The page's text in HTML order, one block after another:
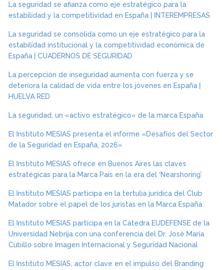
La seguridad se afianza como eje estratégico para la
estabilidad y la competitividad en España | INTEREMPRESAS
La seguridad se consolida como un eje estratégico para la
estabilidad institucional y la competitividad económica de
España | CUADERNOS DE SEGURIDAD
La percepción de inseguridad aumenta con fuerza y se
deteriora la calidad de vida entre los jóvenes en España |
HUELVA RED
La seguridad, un «activo estratégico» de la marca España
El Instituto MESIAS presenta el informe «Desafíos del Sector
de la Seguridad en España, 2026»
El Instituto MESIAS ofrece en Buenos Aires las claves
estratégicas para la Marca País en la era del ‘Nearshoring’
El Instituto MESIAS participa en la tertulia jurídica del Club
Matador sobre el papel de los juristas en la Marca España
El Instituto MESIAS participa en la Cátedra EUDEFENSE de la
Universidad Nebrija con una conferencia del Dr. José María
Cubillo sobre Imagen Internacional y Seguridad Nacional
El Instituto MESIAS, actor clave en el impulso del Branding